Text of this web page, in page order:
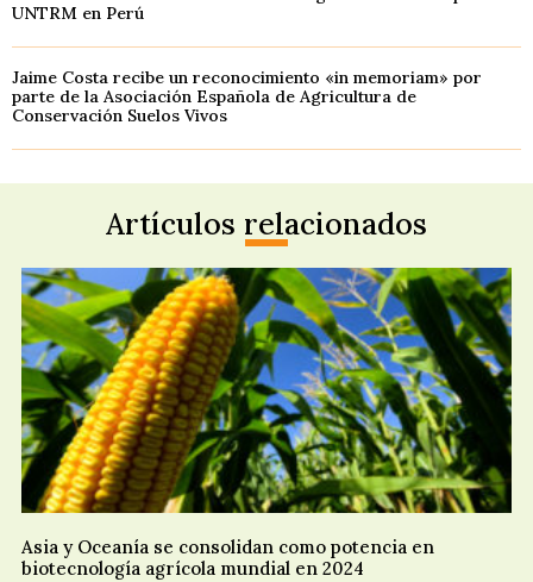
UNTRM en Perú
Jaime Costa recibe un reconocimiento «in memoriam» por
parte de la Asociación Española de Agricultura de
Conservación Suelos Vivos
Artículos relacionados
Asia y Oceanía se consolidan como potencia en
biotecnología agrícola mundial en 2024